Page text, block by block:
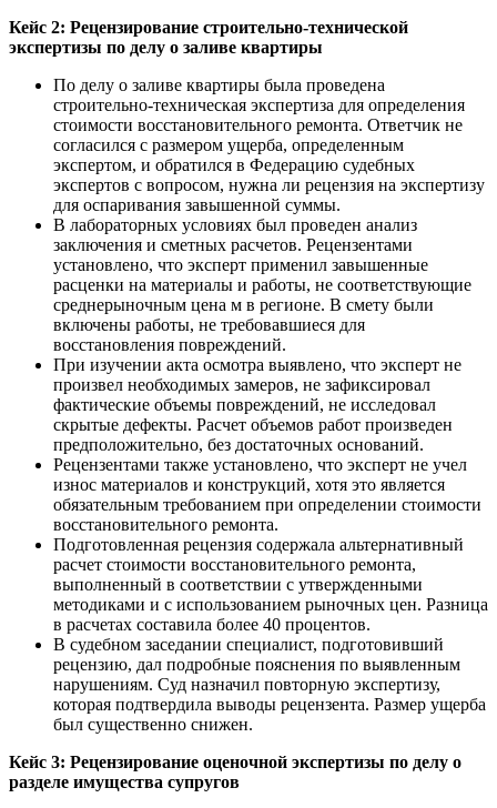
Кейс 2: Рецензирование строительно-технической
экспертизы по делу о заливе квартиры
По делу о заливе квартиры была проведена
строительно-техническая экспертиза для определения
стоимости восстановительного ремонта. Ответчик не
согласился с размером ущерба, определенным
экспертом, и обратился в Федерацию судебных
экспертов с вопросом, нужна ли рецензия на экспертизу
для оспаривания завышенной суммы.
В лабораторных условиях был проведен анализ
заключения и сметных расчетов. Рецензентами
установлено, что эксперт применил завышенные
расценки на материалы и работы, не соответствующие
среднерыночным цена м в регионе. В смету были
включены работы, не требовавшиеся для
восстановления повреждений.
При изучении акта осмотра выявлено, что эксперт не
произвел необходимых замеров, не зафиксировал
фактические объемы повреждений, не исследовал
скрытые дефекты. Расчет объемов работ произведен
предположительно, без достаточных оснований.
Рецензентами также установлено, что эксперт не учел
износ материалов и конструкций, хотя это является
обязательным требованием при определении стоимости
восстановительного ремонта.
Подготовленная рецензия содержала альтернативный
расчет стоимости восстановительного ремонта,
выполненный в соответствии с утвержденными
методиками и с использованием рыночных цен. Разница
в расчетах составила более 40 процентов.
В судебном заседании специалист, подготовивший
рецензию, дал подробные пояснения по выявленным
нарушениям. Суд назначил повторную экспертизу,
которая подтвердила выводы рецензента. Размер ущерба
был существенно снижен.
Кейс 3: Рецензирование оценочной экспертизы по делу о
разделе имущества супругов